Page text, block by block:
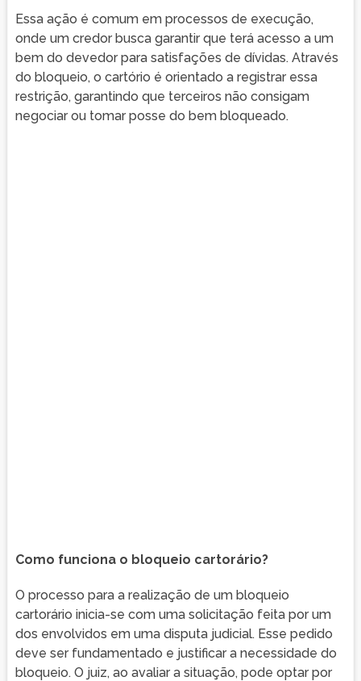
Essa ação é comum em processos de execução,
onde um credor busca garantir que terá acesso a um
bem do devedor para satisfações de dívidas. Através
do bloqueio, o cartório é orientado a registrar essa
restrição, garantindo que terceiros não consigam
negociar ou tomar posse do bem bloqueado.
Como funciona o bloqueio cartorário?
O processo para a realização de um bloqueio
cartorário inicia-se com uma solicitação feita por um
dos envolvidos em uma disputa judicial. Esse pedido
deve ser fundamentado e justificar a necessidade do
bloqueio. O juiz, ao avaliar a situação, pode optar por